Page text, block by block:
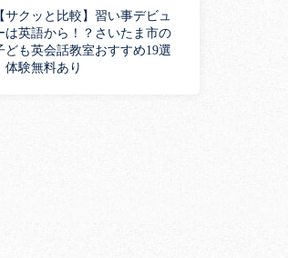
【サクッと比較】習い事デビュ
は英語から！？さいたま市の
ども英会話教室おすすめ19選
｜体験無料あり